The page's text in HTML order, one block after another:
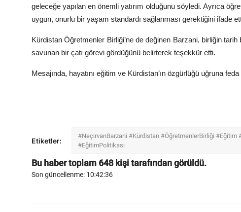
geleceğe yapılan en önemli yatırım olduğunu söyledi. Ayrıca
uygun, onurlu bir yaşam standardı sağlanması gerektiğini ifade
Kürdistan Öğretmenler Birliği’ne de değinen Barzani, birliğin
savunan bir çatı görevi gördüğünü belirterek teşekkür etti.
Mesajında, hayatını eğitim ve Kürdistan’ın özgürlüğü uğruna
Etiketler:
#NeçirvanBarzani #Kürdistan #ÖğretmenlerBirliği
#EğitimPolitikası
Bu haber toplam 648 kişi tarafından görüldü.
Son güncellenme: 10:42:36